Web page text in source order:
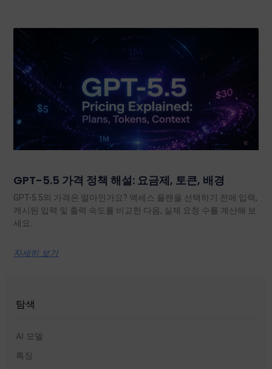
GPT-5.5 가격 정책 해설: 요금제, 토큰, 배경
GPT-5.5의 가격은 얼마인가요? 액세스 플랜을 선택하기 전에 입력,
캐시된 입력 및 출력 속도를 비교한 다음, 실제 요청 수를 계산해 보
세요.
자세히 보기
탐색
AI 모델
특징